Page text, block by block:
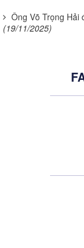
Ông Võ Trọng Hải
(19/11/2025)